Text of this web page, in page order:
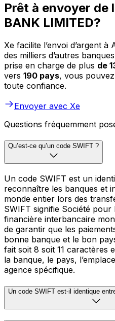
Prêt à envoyer de
BANK LIMITED?
Xe facilite l’envoi d’argent
des milliers d’autres
prise en charge de plus de
vers 190 pays, vous
toute confiance.
Envoyer avec Xe
Questions fréquemment
Qu’est-ce qu’un code SWIFT ?
Un code SWIFT est un
reconnaître les banques et
monde entier lors des
SWIFT signifie Société
financière interbancaire
de garantir que les
bonne banque et le bon
fait soit 8 soit 11 caractères
la banque, le pays,
agence spécifique.
Un code SWIFT est-il identique